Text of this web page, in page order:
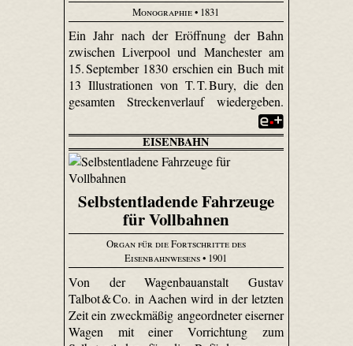
Monographie• 1831
Ein Jahr nach der Eröffnung der Bahn
zwischen Liverpool und Manchester am
15. September 1830 erschien ein Buch mit
13 Illustrationen von T. T. Bury, die den
gesamten Streckenverlauf wiedergeben.
EISENBAHN
Selbstentladende Fahrzeuge
für Vollbahnen
Organ für die Fortschritte des
Eisenbahnwesens• 1901
Von der Wagenbauanstalt Gustav
Talbot & Co. in Aachen wird in der letzten
Zeit ein zweckmäßig angeordneter eiserner
Wagen mit einer Vorrichtung zum